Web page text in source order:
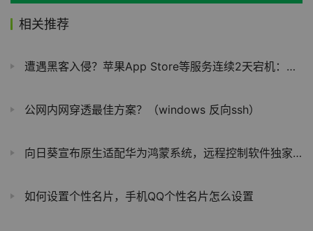
相关推荐
遭遇黑客入侵？苹果App Store等服务连续2天宕机：大量用户吐槽
公网内网穿透最佳方案？（windows 反向ssh）
向日葵宣布原生适配华为鸿蒙系统，远程控制软件独家合作伙伴
如何设置个性名片，手机QQ个性名片怎么设置